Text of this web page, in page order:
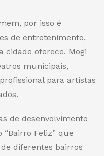
por isso é
de entretenimento,
oferece. Mogi
municipais,
para artistas
de desenvolvimento
Feliz” que
diferentes bairros